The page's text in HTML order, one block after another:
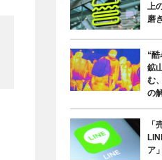
上
磨
“酷
鉱
む
の
「
ア